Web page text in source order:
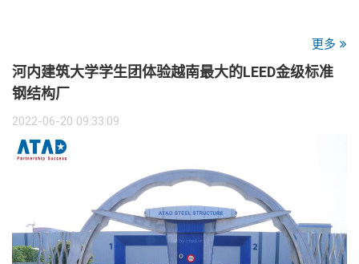
更多
河内建筑大学学生团体验越南最大的LEED金级标准
钢结构厂
2022-06-20 09:33:09